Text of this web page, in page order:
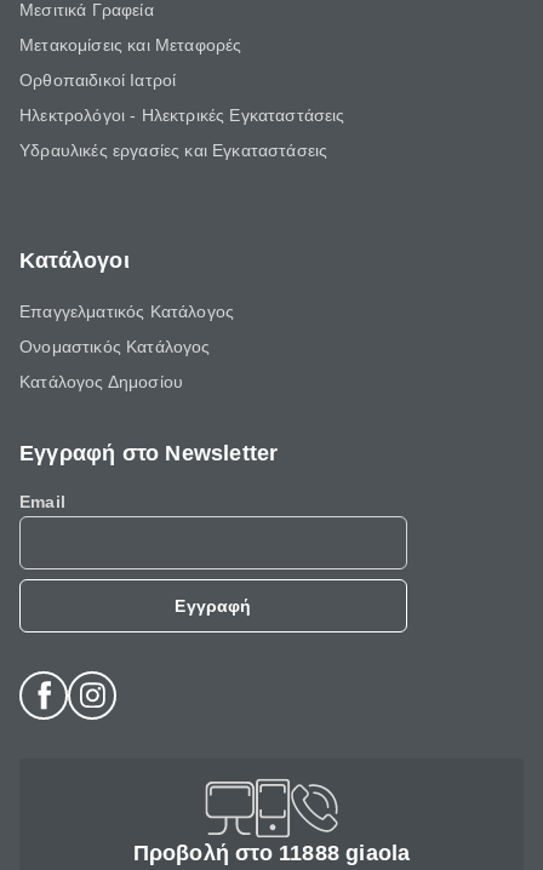
Μεσιτικά Γραφεία
Μετακομίσεις και Μεταφορές
Ορθοπαιδικοί Ιατροί
Ηλεκτρολόγοι - Ηλεκτρικές Εγκαταστάσεις
Υδραυλικές εργασίες και Εγκαταστάσεις
Κατάλογοι
Επαγγελματικός Κατάλογος
Ονομαστικός Κατάλογος
Κατάλογος Δημοσίου
Εγγραφή στο Newsletter
Email
Εγγραφή
Προβολή στο 11888 giaola